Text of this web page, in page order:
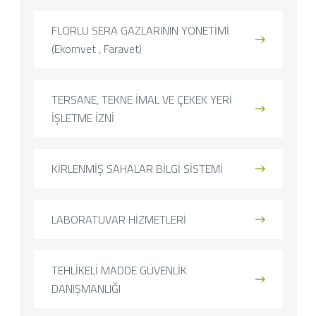
FLORLU SERA GAZLARININ YÖNETİMİ
(Ekomvet , Faravet)
TERSANE, TEKNE İMAL VE ÇEKEK YERİ
İŞLETME İZNİ
KİRLENMİŞ SAHALAR BİLGİ SİSTEMİ
LABORATUVAR HİZMETLERİ
TEHLİKELİ MADDE GÜVENLİK
DANIŞMANLIĞI